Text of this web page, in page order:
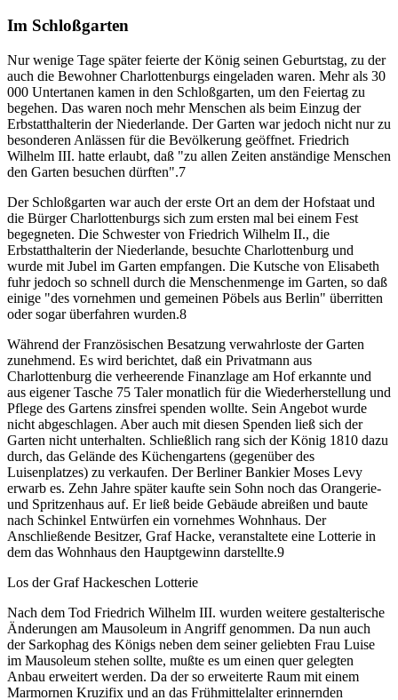
Im Schloßgarten
Nur wenige Tage später feierte der König seinen Geburtstag, zu der
auch die Bewohner Charlottenburgs eingeladen waren. Mehr als 30
000 Untertanen kamen in den Schloßgarten, um den Feiertag zu
begehen. Das waren noch mehr Menschen als beim Einzug der
Erbstatthalterin der Niederlande. Der Garten war jedoch nicht nur zu
besonderen Anlässen für die Bevölkerung geöffnet. Friedrich
Wilhelm III. hatte erlaubt, daß "zu allen Zeiten anständige Menschen
den Garten besuchen dürften".7
Der Schloßgarten war auch der erste Ort an dem der Hofstaat und
die Bürger Charlottenburgs sich zum ersten mal bei einem Fest
begegneten. Die Schwester von Friedrich Wilhelm II., die
Erbstatthalterin der Niederlande, besuchte Charlottenburg und
wurde mit Jubel im Garten empfangen. Die Kutsche von Elisabeth
fuhr jedoch so schnell durch die Menschenmenge im Garten, so daß
einige "des vornehmen und gemeinen Pöbels aus Berlin" überritten
oder sogar überfahren wurden.8
Während der Französischen Besatzung verwahrloste der Garten
zunehmend. Es wird berichtet, daß ein Privatmann aus
Charlottenburg die verheerende Finanzlage am Hof erkannte und
aus eigener Tasche 75 Taler monatlich für die Wiederherstellung und
Pflege des Gartens zinsfrei spenden wollte. Sein Angebot wurde
nicht abgeschlagen. Aber auch mit diesen Spenden ließ sich der
Garten nicht unterhalten. Schließlich rang sich der König 1810 dazu
durch, das Gelände des Küchengartens (gegenüber des
Luisenplatzes) zu verkaufen. Der Berliner Bankier Moses Levy
erwarb es. Zehn Jahre später kaufte sein Sohn noch das Orangerie-
und Spritzenhaus auf. Er ließ beide Gebäude abreißen und baute
nach Schinkel Entwürfen ein vornehmes Wohnhaus. Der
Anschließende Besitzer, Graf Hacke, veranstaltete eine Lotterie in
dem das Wohnhaus den Hauptgewinn darstellte.9
Los der Graf Hackeschen Lotterie
Nach dem Tod Friedrich Wilhelm III. wurden weitere gestalterische
Änderungen am Mausoleum in Angriff genommen. Da nun auch
der Sarkophag des Königs neben dem seiner geliebten Frau Luise
im Mausoleum stehen sollte, mußte es um einen quer gelegten
Anbau erweitert werden. Da der so erweiterte Raum mit einem
Marmornen Kruzifix und an das Frühmittelalter erinnernden